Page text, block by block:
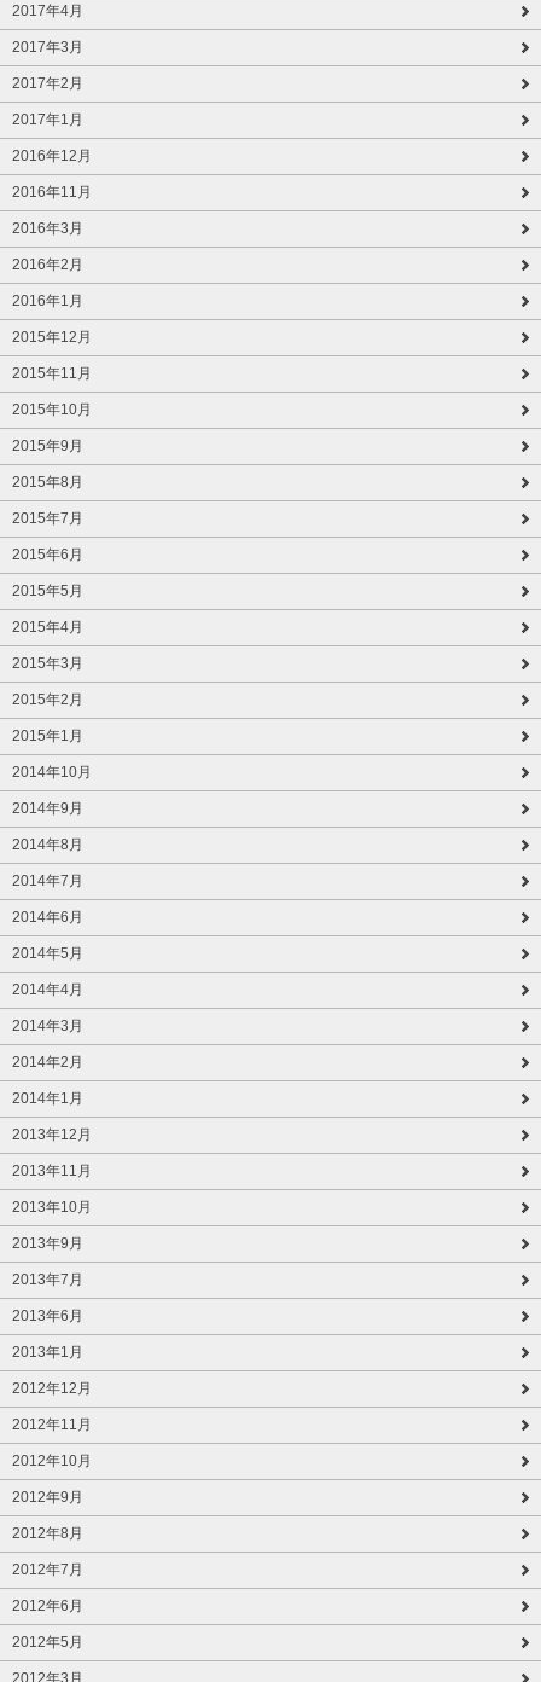
2017年4月
2017年3月
2017年2月
2017年1月
2016年12月
2016年11月
2016年3月
2016年2月
2016年1月
2015年12月
2015年11月
2015年10月
2015年9月
2015年8月
2015年7月
2015年6月
2015年5月
2015年4月
2015年3月
2015年2月
2015年1月
2014年10月
2014年9月
2014年8月
2014年7月
2014年6月
2014年5月
2014年4月
2014年3月
2014年2月
2014年1月
2013年12月
2013年11月
2013年10月
2013年9月
2013年7月
2013年6月
2013年1月
2012年12月
2012年11月
2012年10月
2012年9月
2012年8月
2012年7月
2012年6月
2012年5月
2012年3月